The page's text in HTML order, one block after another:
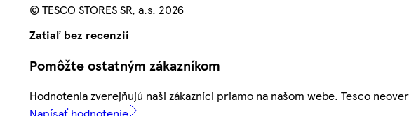
© TESCO STORES SR, a.s. 2026
Zatiaľ bez recenzií
Pomôžte ostatným zákazníkom
Hodnotenia zverejňujú naši zákazníci priamo na našom webe. Tesco